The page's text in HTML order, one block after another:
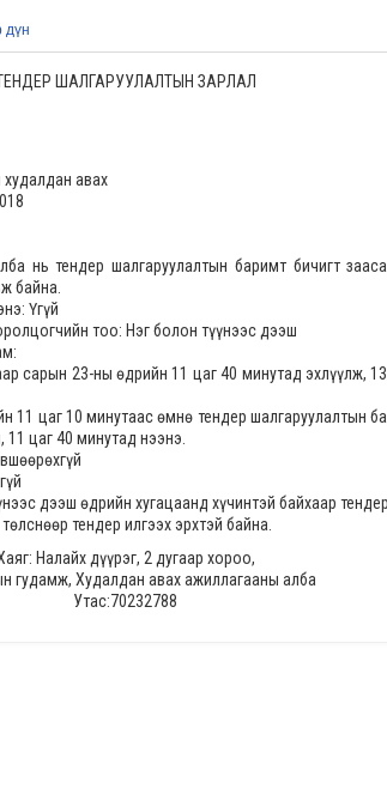
дүн
ШАЛГАРУУЛАЛТЫН ЗАРЛАЛ
авах
нь тендер шалгаруулалтын баримт бичигт
байна.
Үгүй
тоо: Нэг болон түүнээс дээш
сарын 23-ны өдрийн 11 цаг 40 минутад эхлүүлж,
цаг 10 минутаас өмнө тендер шалгаруулалтын
цаг 40 минутад нээнэ.
дээш өдрийн хугацаанд хүчинтэй байхаар
тендер илгээх эрхтэй байна.
Налайх дүүрэг, 2 дугаар хороо,
гудамж, Худалдан авах ажиллагааны алба
Утас:70232788